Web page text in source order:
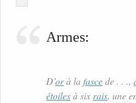
Armes:
D’orà la fascede . . .,
étoilesà sixrais, une